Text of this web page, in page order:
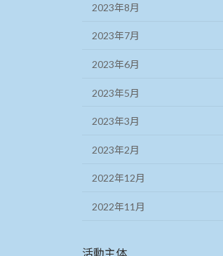
2023年8月
2023年7月
2023年6月
2023年5月
2023年3月
2023年2月
2022年12月
2022年11月
活動主体